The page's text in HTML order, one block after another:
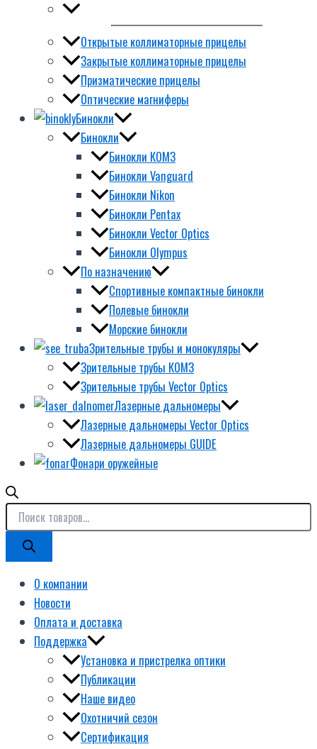
Открытые коллиматорные прицелы
Закрытые коллиматорные прицелы
Призматические прицелы
Оптические магниферы
Бинокли
Бинокли
Бинокли КОМЗ
Бинокли Vanguard
Бинокли Nikon
Бинокли Pentax
Бинокли Vector Optics
Бинокли Olympus
По назначению
Спортивные компактные бинокли
Полевые бинокли
Морские бинокли
Зрительные трубы и монокуляры
Зрительные трубы КОМЗ
Зрительные трубы Vector Optics
Лазерные дальномеры
Лазерные дальномеры Vector Optics
Лазерные дальномеры GUIDE
Фонари оружейные
О компании
Новости
Оплата и доставка
Поддержка
Установка и пристрелка оптики
Публикации
Наше видео
Охотничий сезон
Сертификация